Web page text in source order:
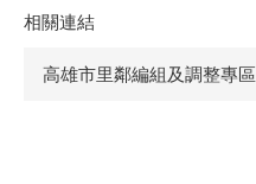
相關連結
高雄市里鄰編組及調整專區